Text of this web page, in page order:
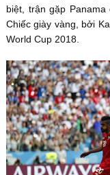
biệt, trận gặp
Chiếc giày vàng, bởi
World Cup 2018.